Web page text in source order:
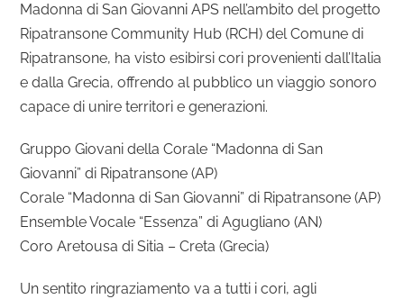
Madonna di San Giovanni APS nell’ambito del progetto
Ripatransone Community Hub (RCH) del Comune di
Ripatransone, ha visto esibirsi cori provenienti dall’Italia
e dalla Grecia, offrendo al pubblico un viaggio sonoro
capace di unire territori e generazioni.
Gruppo Giovani della Corale “Madonna di San
Giovanni” di Ripatransone (AP)
Corale “Madonna di San Giovanni” di Ripatransone (AP)
Ensemble Vocale “Essenza” di Agugliano (AN)
Coro Aretousa di Sitia – Creta (Grecia)
Un sentito ringraziamento va a tutti i cori, agli